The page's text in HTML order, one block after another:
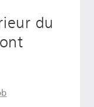
du